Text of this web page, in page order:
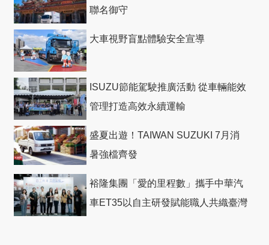
聯名御守
大車視野盲點體驗安全宣導
ISUZU節能駕駛推廣活動 從車輛能效
管理打造高效永續運輸
盛夏出遊！TAIWAN SUZUKI 7月消
暑強檔齊發
裕隆集團「愛的里程數」攜手中華汽
車ET35以自主研發賦能職人共織臺灣